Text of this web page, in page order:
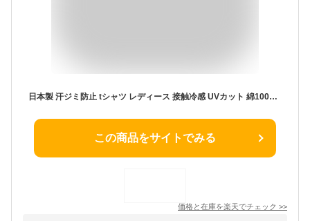
日本製 汗ジミ防止 tシャツ レディース 接触冷感 UVカット 綿100% トップス カットソー 半袖 春夏 夏服 夏 綿 コットン 汗ジミ 汗ジミ防止 接触冷感 半袖 冷感 モックネック 綿 コットン 日焼け防止 日焼け対策 首 3190682
この商品をサイトでみる
価格と在庫を楽天でチェック >>